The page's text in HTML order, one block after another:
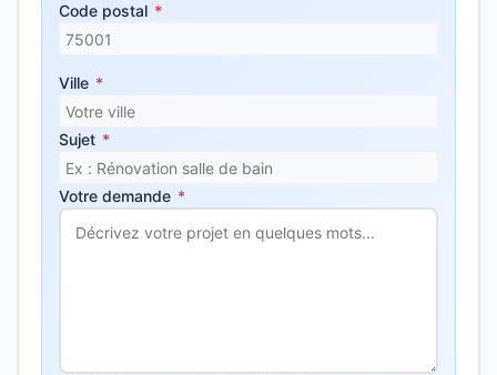
Code postal *
Ville *
Sujet *
Votre demande *